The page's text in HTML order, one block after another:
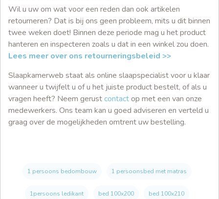
Wil u uw om wat voor een reden dan ook artikelen
retourneren? Dat is bij ons geen probleem, mits u dit binnen
twee weken doet! Binnen deze periode mag u het product
hanteren en inspecteren zoals u dat in een winkel zou doen.
Lees meer over ons retourneringsbeleid >>
Slaapkamerweb staat als online slaapspecialist voor u klaar
wanneer u twijfelt u of u het juiste product bestelt, of als u
vragen heeft? Neem gerustcontactop met een van onze
medewerkers. Ons team kan u goed adviseren en verteld u
graag over de mogelijkheden omtrent uw bestelling.
1 persoons bedombouw 1 persoonsbed met matras
1persoons ledikant bed 100x200 bed 100x210